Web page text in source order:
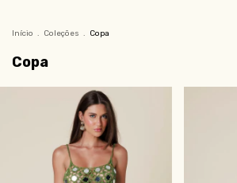
Início . Coleções . Copa
Copa